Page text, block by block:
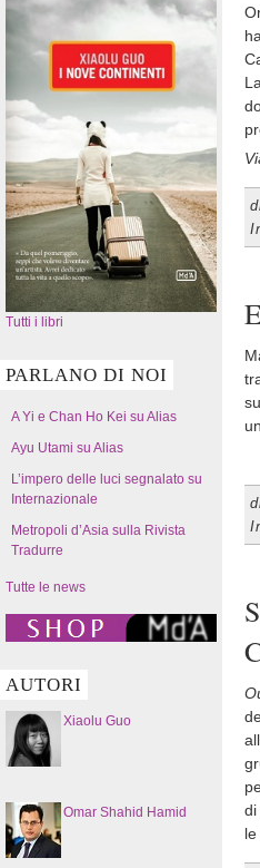
Tutti i libri
PARLANO DI NOI
A Yi e Chan Ho Kei su Alias
Ayu Utami su Alias
L’impero delle luci segnalato su
Internazionale
Metropoli d’Asia sulla Rivista
Tradurre
Tutte le news
AUTORI
Xiaolu Guo
Omar Shahid Hamid
di